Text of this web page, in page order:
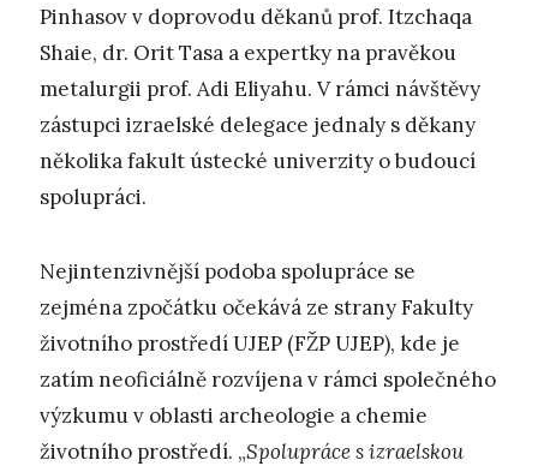
Pinhasov v doprovodu děkanů prof. Itzchaqa
Shaie, dr. Orit Tasa a expertky na pravěkou
metalurgii prof. Adi Eliyahu. V rámci návštěvy
zástupci izraelské delegace jednaly s děkany
několika fakult ústecké univerzity o budoucí
spolupráci.
Nejintenzivnější podoba spolupráce se
zejména zpočátku očekává ze strany Fakulty
životního prostředí UJEP (FŽP UJEP), kde je
zatím neoficiálně rozvíjena v rámci společného
výzkumu v oblasti archeologie a chemie
životního prostředí. „Spolupráce s izraelskou